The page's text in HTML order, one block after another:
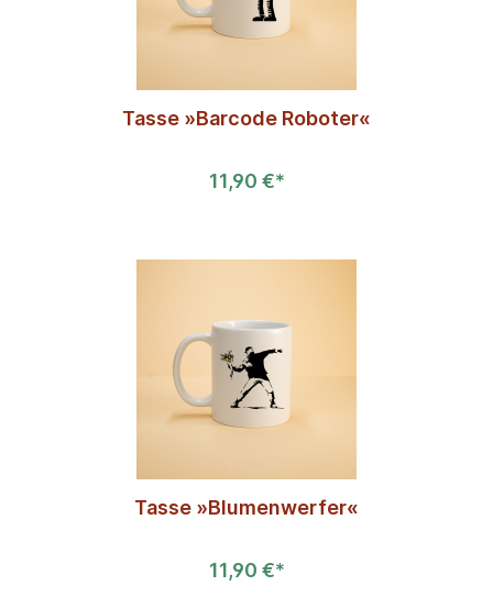
Tasse »Barcode Roboter«
11,90 €*
Tasse »Blumenwerfer«
11,90 €*